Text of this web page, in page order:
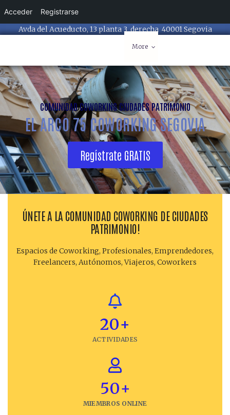
Avda del Acueducto, 13 planta 3 derecha 40001 Segovia
More
COMUNIDAD COWORKING CIUDADES PATRIMONIO
EL ARCO 75 COWORKING SEGOVIA
Regístrate GRATIS
ÚNETE A LA COMUNIDAD COWORKING DE CIUDADES
PATRIMONIO!
Espacios de Coworking, Profesionales, Emprendedores,
Freelancers, Autónomos, Viajeros, Coworkers
20+
ACTIVIDADES
50+
MIEMBROS ONLINE
Acceder Registrarse